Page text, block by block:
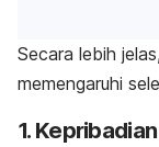
Secara lebih
memengaruhi
1.